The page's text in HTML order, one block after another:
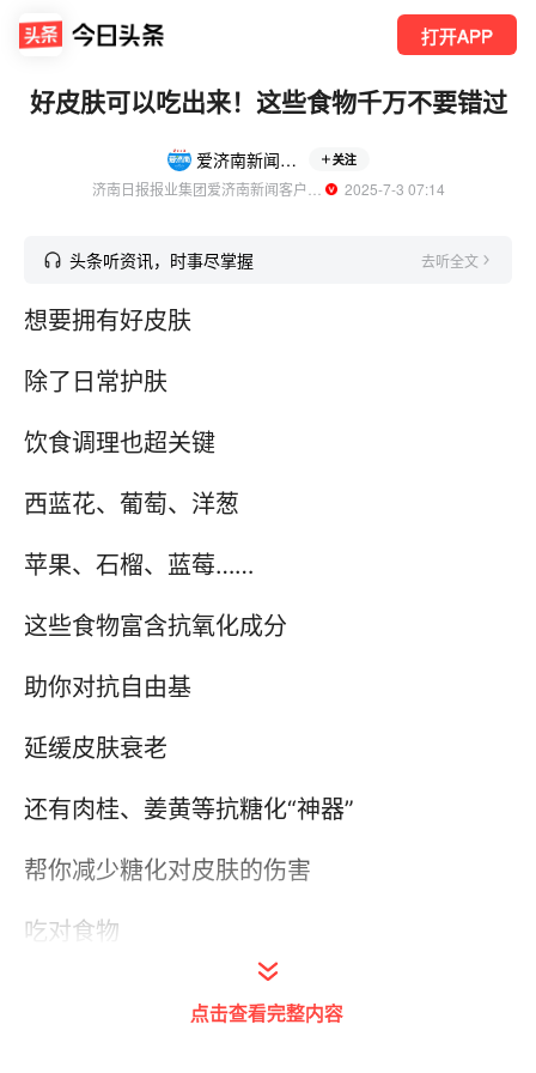
打开APP
好皮肤可以吃出来！这些食物千万不要错过
爱济南新闻客户端 关注
  2025-7-3 07:14
头条听资讯，时事尽掌握 去听全文
想要拥有好皮肤
除了日常护肤
饮食调理也超关键
西蓝花、葡萄、洋葱
苹果、石榴、蓝莓……
这些食物富含抗氧化成分
助你对抗自由基
延缓皮肤衰老
还有肉桂、姜黄等抗糖化“神器”
帮你减少糖化对皮肤的伤害
吃对食物
点击查看完整内容